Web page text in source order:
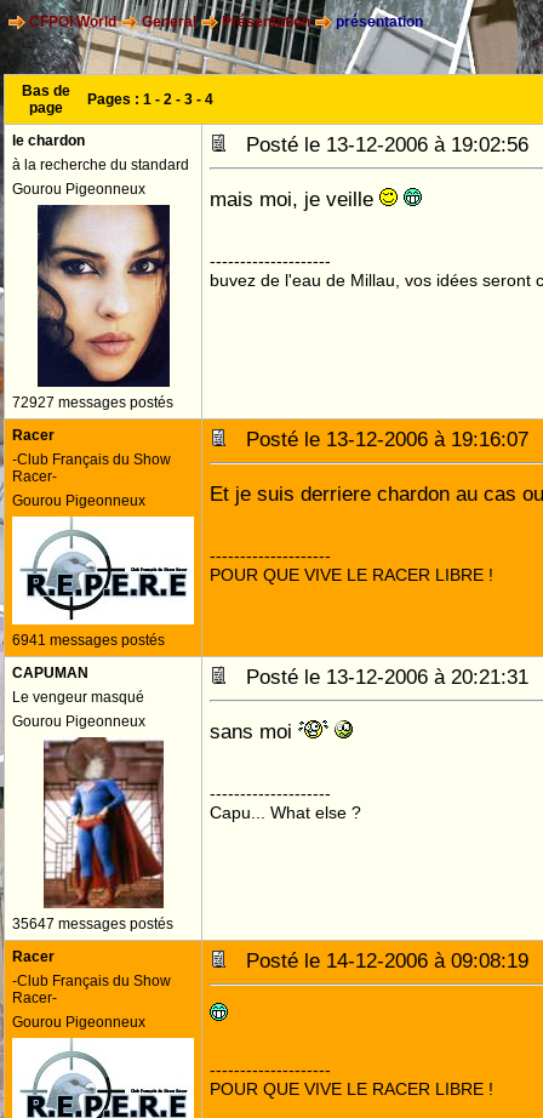
CFPOI World General Présentation présentation
Bas de
page
Pages : 1 - 2 - 3 - 4
le chardon
à la recherche du standard
Gourou Pigeonneux
72927 messages postés
Posté le 13-12-2006 à
mais moi, je veille
--------------------
buvez de l'eau de Millau, vos idées seront
Racer
-Club Français du Show
Racer-
Gourou Pigeonneux
6941 messages postés
Posté le 13-12-2006 à
Et je suis derriere chardon au cas
--------------------
POUR QUE VIVE LE RACER LIBRE !
CAPUMAN
Le vengeur masqué
Gourou Pigeonneux
35647 messages postés
Posté le 13-12-2006 à
sans moi
--------------------
Capu... What else ?
Racer
-Club Français du Show
Racer-
Gourou Pigeonneux
Posté le 14-12-2006 à
--------------------
POUR QUE VIVE LE RACER LIBRE !